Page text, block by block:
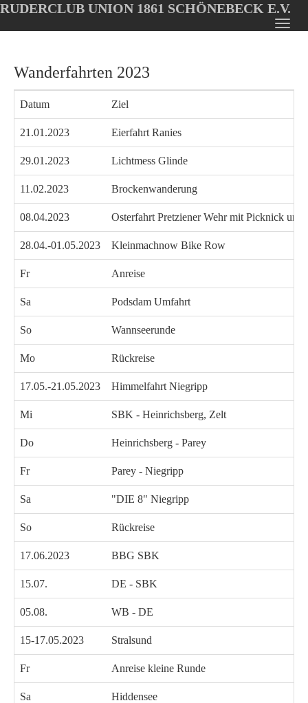
Oops, an error occurred! Code: 202608070624048139d526
main
content
RUDERCLUB UNION 1861 SCHÖNEBECK E.V.
Wanderfahrten 2023
Datum Ziel
21.01.2023 Eierfahrt Ranies
29.01.2023 Lichtmess Glinde
11.02.2023 Brockenwanderung
08.04.2023 Osterfahrt Pretziener Wehr mit Picknick und
28.04.-01.05.2023 Kleinmachnow Bike Row
Fr Anreise
Sa Podsdam Umfahrt
So Wannseerunde
Mo Rückreise
17.05.-21.05.2023 Himmelfahrt Niegripp
Mi SBK - Heinrichsberg, Zelt
Do Heinrichsberg - Parey
Fr Parey - Niegripp
Sa "DIE 8" Niegripp
So Rückreise
17.06.2023 BBG SBK
15.07. DE - SBK
05.08. WB - DE
15-17.05.2023 Stralsund
Fr Anreise kleine Runde
Sa Hiddensee